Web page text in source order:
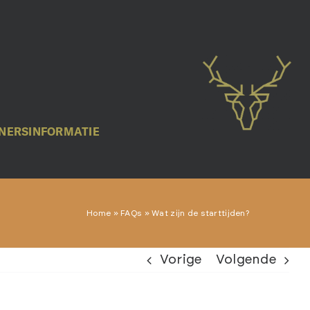
Home » FAQs »Wat zijn de starttijden?
Vorige Volgende